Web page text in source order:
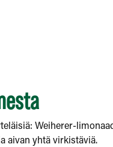
Weiherer-
aivan yhtä virkistäviä.